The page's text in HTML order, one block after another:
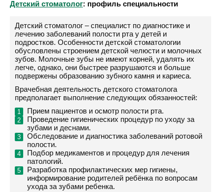
Детский стоматолог: профиль специальности
Детский стоматолог – специалист по диагностике и
лечению заболеваний полости рта у детей и
подростков. Особенности детской стоматологии
обусловлены строением детской челюсти и молочных
зубов. Молочные зубы не имеют корней, удалять их
легче, однако, они быстрее разрушаются и больше
подвержены образованию зубного камня и кариеса.
Врачебная деятельность детского стоматолога
предполагает выполнение следующих обязанностей:
Прием пациентов и осмотр полости рта.
Проведение гигиенических процедур по уходу за
зубами и деснами.
Обследование и диагностика заболеваний ротовой
полости.
Подбор медикаментов и процедур для лечения
патологий.
Разработка профилактических мер гигиены,
информирование родителей ребёнка по вопросам
ухода за зубами ребенка.